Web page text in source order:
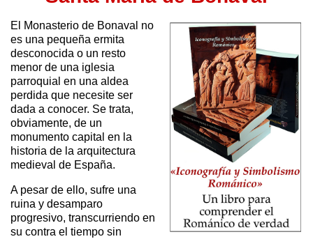
El Monasterio de Bonaval no
es una pequeña ermita
desconocida o un resto
menor de una iglesia
parroquial en una aldea
perdida que necesite ser
dada a conocer. Se trata,
obviamente, de un
monumento capital en la
historia de la arquitectura
medieval de España.
A pesar de ello, sufre una
ruina y desamparo
progresivo, transcurriendo en
su contra el tiempo sin